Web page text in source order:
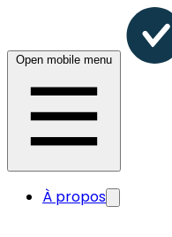
Open mobile menu
À propos